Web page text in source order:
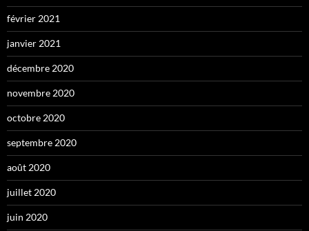
février 2021
janvier 2021
décembre 2020
novembre 2020
octobre 2020
septembre 2020
août 2020
juillet 2020
juin 2020